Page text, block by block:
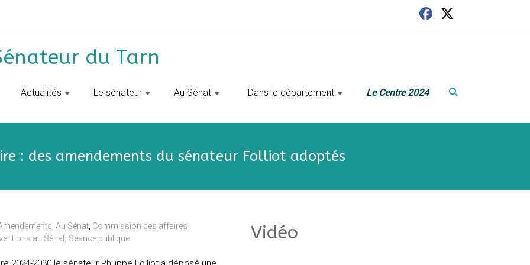
du Tarn
Actualités Le sénateur Au Sénat ‎ ‎ Dans le département Le Centre 2024
: des amendements du sénateur Folliot adoptés
Au Sénat Commission des affaires
au Sénat Séance publique Vidéo